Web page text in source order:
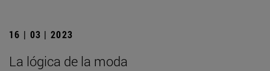
16 | 03 | 2023
La lógica de la moda